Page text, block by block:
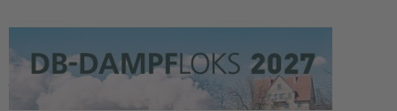
DB-Dampfloks 2027
24,99 €
Zum Warenkorb hinzufügen